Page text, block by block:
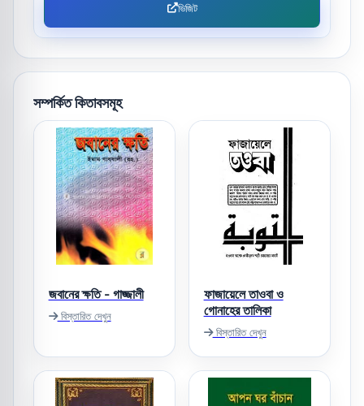
ভিজিট
সম্পর্কিত কিতাবসমূহ
জবানের ক্ষতি - গাজ্জালী
বিস্তারিত দেখুন
ফাজায়েলে তাওবা ও
গোনাহের তালিকা
বিস্তারিত দেখুন